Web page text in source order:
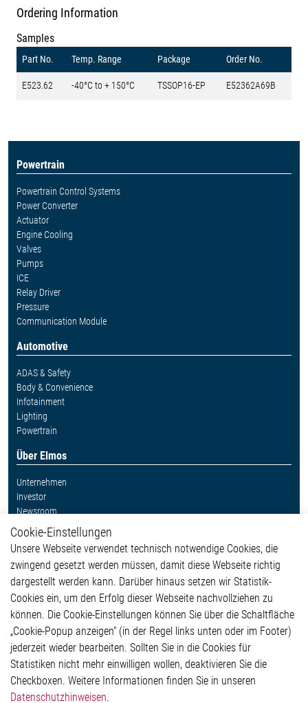
Ordering Information
Samples
Part No. Temp. Range Package Order No.
E523.62 -40°C to + 150°C TSSOP16-EP E52362A69B
Powertrain
Powertrain Control Systems
Power Converter
Actuator
Engine Cooling
Valves
Pumps
ICE
Relay Driver
Pressure
Communication Module
Automotive
ADAS & Safety
Body & Convenience
Infotainment
Lighting
Powertrain
Über Elmos
Unternehmen
Investor
Newsroom
Weitere Links
Glossar
Kontakt
Hinweisgeberschutzsystem
Impressum
Datenschutzerklärung
Cookie-Popup anzeigen
Cookie-Einstellungen
Unsere Webseite verwendet technisch notwendige Cookies, die
zwingend gesetzt werden müssen, damit diese Webseite richtig
dargestellt werden kann. Darüber hinaus setzen wir Statistik-
Cookies ein, um den Erfolg dieser Webseite nachvollziehen zu
können. Die Cookie-Einstellungen können Sie über die Schaltfläche
„Cookie-Popup anzeigen“ (in der Regel links unten oder im Footer)
jederzeit wieder bearbeiten. Sollten Sie in die Cookies für
Statistiken nicht mehr einwilligen wollen, deaktivieren Sie die
Checkboxen. Weitere Informationen finden Sie in unseren
Datenschutzhinweisen.